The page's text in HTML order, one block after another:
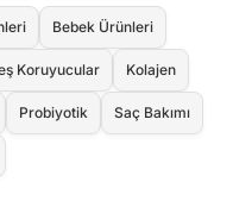
Bebek Ürünleri
Koruyucular Kolajen
Probiyotik Saç Bakımı